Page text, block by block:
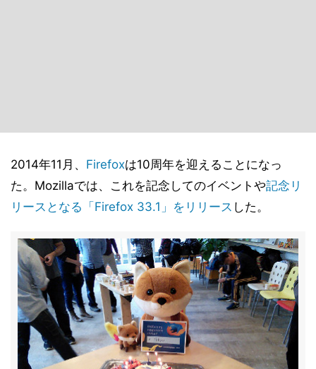
2014年11月、 Firefoxは10周年を迎えることになっ
た。Mozillaでは、これを記念してのイベントや記念リ
リースとなる「Firefox 33.1」をリリース した。